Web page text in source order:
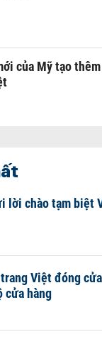
của Mỹ tạo
lời chào tạm biệt
Việt đóng
cửa hàng